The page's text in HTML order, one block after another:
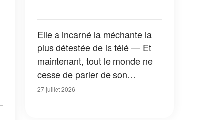
Elle a incarné la méchante la
plus détestée de la télé — Et
maintenant, tout le monde ne
cesse de parler de son
apparition dans la nouvelle
27 juillet 2026